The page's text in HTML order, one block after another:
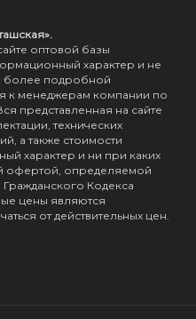
оптовой базы
характер и не
более подробной
к менеджерам компании по
представленная на сайте
технических
а также стоимости
характер и ни при каких
офертой, определяемой
Гражданского Кодекса
цены являются
от действительных цен.